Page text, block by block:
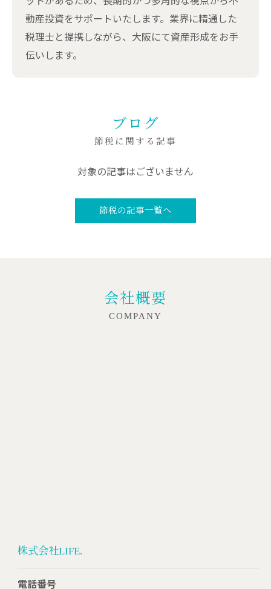
動産投資をサポートいたします。業界に精通した
税理士と提携しながら、大阪にて資産形成をお手
伝いします。
ブログ
節税に関する記事
対象の記事はございません
節税の記事一覧へ
会社概要
COMPANY
株式会社LIFE.
電話番号